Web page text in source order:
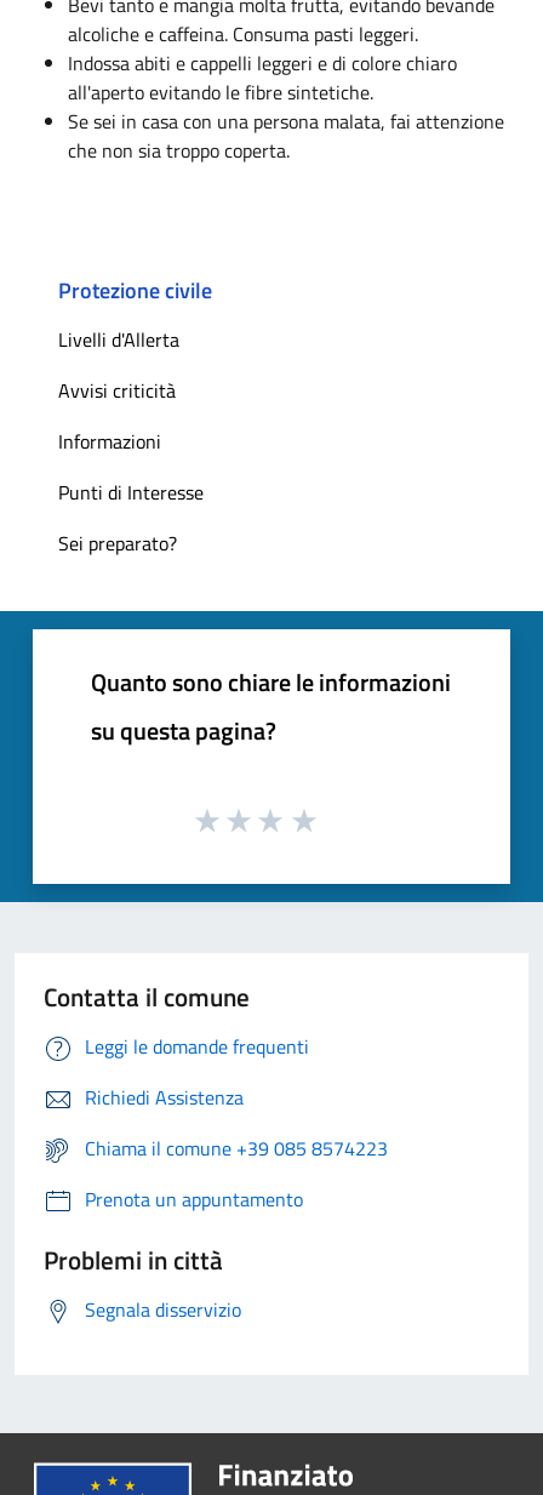
alcoliche e caffeina. Consuma pasti leggeri.
Indossa abiti e cappelli leggeri e di colore chiaro
all'aperto evitando le fibre sintetiche.
Se sei in casa con una persona malata, fai attenzione
che non sia troppo coperta.
Protezione civile
Livelli d'Allerta
Avvisi criticità
Informazioni
Punti di Interesse
Sei preparato?
Quanto sono chiare le informazioni
su questa pagina?
Contatta il comune
Leggi le domande frequenti
Richiedi Assistenza
Chiama il comune +39 085 8574223
Prenota un appuntamento
Problemi in città
Segnala disservizio